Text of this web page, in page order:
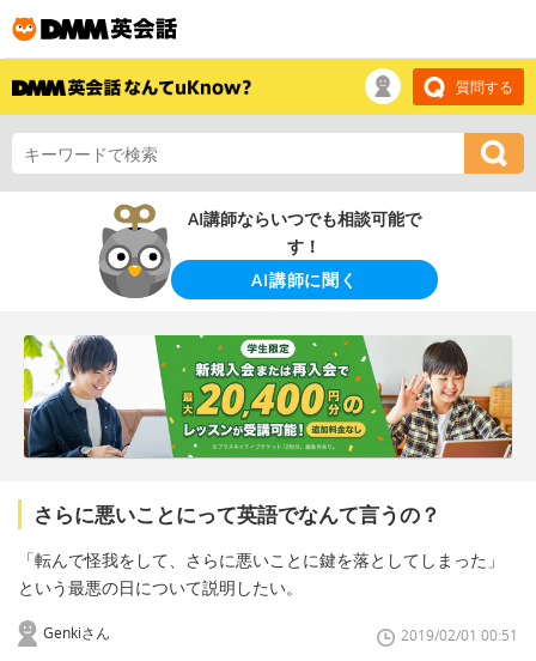
質問する
AI講師ならいつでも相談可能で
す！
AI講師に聞く
さらに悪いことにって英語でなんて言うの？
「転んで怪我をして、さらに悪いことに鍵を落としてしまった」
という最悪の日について説明したい。
Genkiさん 2019/02/01 00:51